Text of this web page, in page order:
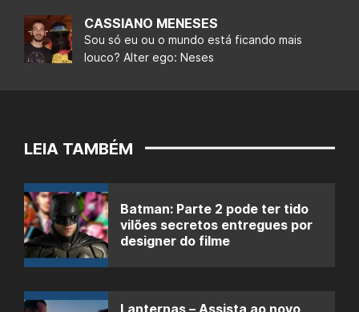
CASSIANO MENESES
Sou só eu ou o mundo está ficando mais
louco? Alter ego: Neses
LEIA TAMBÉM
Batman: Parte 2 pode ter tido
vilões secretos entregues por
designer do filme